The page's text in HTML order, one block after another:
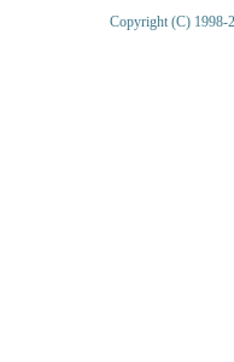
Copyright (C) 1998-